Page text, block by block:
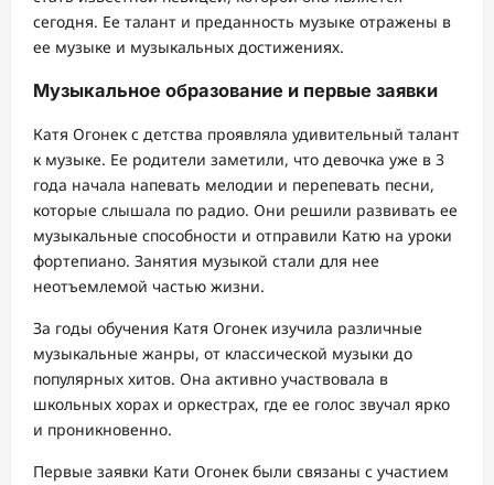
сегодня. Ее талант и преданность музыке отражены в
ее музыке и музыкальных достижениях.
Музыкальное образование и первые заявки
Катя Огонек с детства проявляла удивительный талант
к музыке. Ее родители заметили, что девочка уже в 3
года начала напевать мелодии и перепевать песни,
которые слышала по радио. Они решили развивать ее
музыкальные способности и отправили Катю на уроки
фортепиано. Занятия музыкой стали для нее
неотъемлемой частью жизни.
За годы обучения Катя Огонек изучила различные
музыкальные жанры, от классической музыки до
популярных хитов. Она активно участвовала в
школьных хорах и оркестрах, где ее голос звучал ярко
и проникновенно.
Первые заявки Кати Огонек были связаны с участием